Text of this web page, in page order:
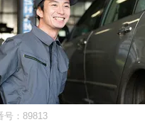
号：89813